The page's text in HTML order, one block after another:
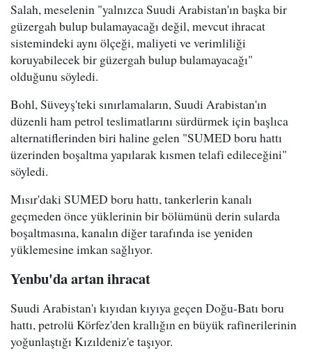
Salah, meselenin "yalnızca Suudi Arabistan'ın başka bir
güzergah bulup bulamayacağı değil, mevcut ihracat
sistemindeki aynı ölçeği, maliyeti ve verimliliği
koruyabilecek bir güzergah bulup bulamayacağı"
olduğunu söyledi.
Bohl, Süveyş'teki sınırlamaların, Suudi Arabistan'ın
düzenli ham petrol teslimatlarını sürdürmek için başlıca
alternatiflerinden biri haline gelen "SUMED boru hattı
üzerinden boşaltma yapılarak kısmen telafi edileceğini"
söyledi.
Mısır'daki SUMED boru hattı, tankerlerin kanalı
geçmeden önce yüklerinin bir bölümünü derin sularda
boşaltmasına, kanalın diğer tarafında ise yeniden
yüklemesine imkan sağlıyor.
Yenbu'da artan ihracat
Suudi Arabistan'ı kıyıdan kıyıya geçen Doğu-Batı boru
hattı, petrolü Körfez'den krallığın en büyük rafinerilerinin
yoğunlaştığı Kızıldeniz'e taşıyor.